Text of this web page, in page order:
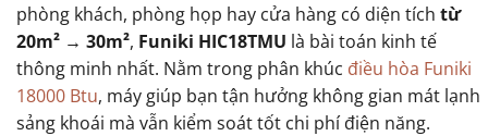
phòng khách, phòng họp hay cửa hàng có diện tích từ
20m² → 30m², Funiki HIC18TMU là bài toán kinh tế
thông minh nhất. Nằm trong phân khúc điều hòa Funiki
18000 Btu, máy giúp bạn tận hưởng không gian mát lạnh
sảng khoái mà vẫn kiểm soát tốt chi phí điện năng.